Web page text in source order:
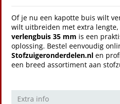
Of je nu een kapotte buis wilt
wilt uitbreiden met extra lengte,
verlengbuis 35 mm is een
oplossing. Bestel eenvoudig
Stofzuigeronderdelen.nl en
een breed assortiment aan
Extra info